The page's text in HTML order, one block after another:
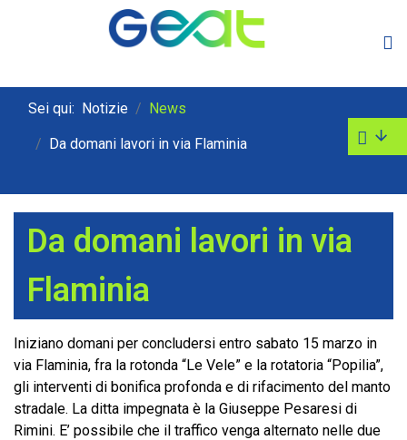
Sei qui: Notizie News
Da domani lavori in via Flaminia
Da domani lavori in via
Flaminia
Iniziano domani per concludersi entro sabato 15 marzo in
via Flaminia, fra la rotonda “Le Vele” e la rotatoria “Popilia”,
gli interventi di bonifica profonda e di rifacimento del manto
stradale. La ditta impegnata è la Giuseppe Pesaresi di
Rimini. E’ possibile che il traffico venga alternato nelle due